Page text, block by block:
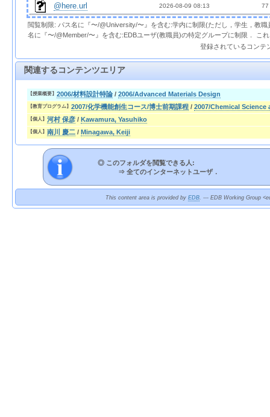
@here.url 2026-08-09 08:13 77
閲覧制限: パス名に『〜/@University/〜』を含む:学内に制限(ただし，学生，教
名に『〜/@Member/〜』を含む:EDBユーザ(教職員)の特定グループに制限． こ
登録されているコンテ
関連するコンテンツエリア
【授業概要】 2006/材料設計特論 / 2006/Advanced Materials Design
【教育プログラム】 2007/化学機能創生コース/博士前期課程 / 2007/Chemical
【個人】 河村 保彦 / Kawamura, Yasuhiko
【個人】 南川 慶二 / Minagawa, Keiji
◎ このフォルダを閲覧できる人:
⇒ 全てのインターネットユーザ．
This content area is provided by EDB. --- EDB Working Group